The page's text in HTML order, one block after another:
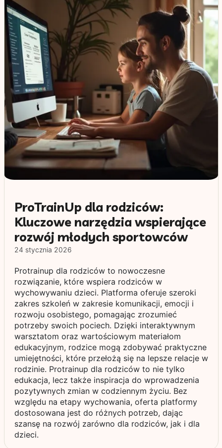
ProTrainUp dla rodziców:
Kluczowe narzędzia wspierające
rozwój młodych sportowców
24 stycznia 2026
Protrainup dla rodziców to nowoczesne
rozwiązanie, które wspiera rodziców w
wychowywaniu dzieci. Platforma oferuje szeroki
zakres szkoleń w zakresie komunikacji, emocji i
rozwoju osobistego, pomagając zrozumieć
potrzeby swoich pociech. Dzięki interaktywnym
warsztatom oraz wartościowym materiałom
edukacyjnym, rodzice mogą zdobywać praktyczne
umiejętności, które przełożą się na lepsze relacje w
rodzinie. Protrainup dla rodziców to nie tylko
edukacja, lecz także inspiracja do wprowadzenia
pozytywnych zmian w codziennym życiu. Bez
względu na etapy wychowania, oferta platformy
dostosowana jest do różnych potrzeb, dając
szansę na rozwój zarówno dla rodziców, jak i dla
dzieci.